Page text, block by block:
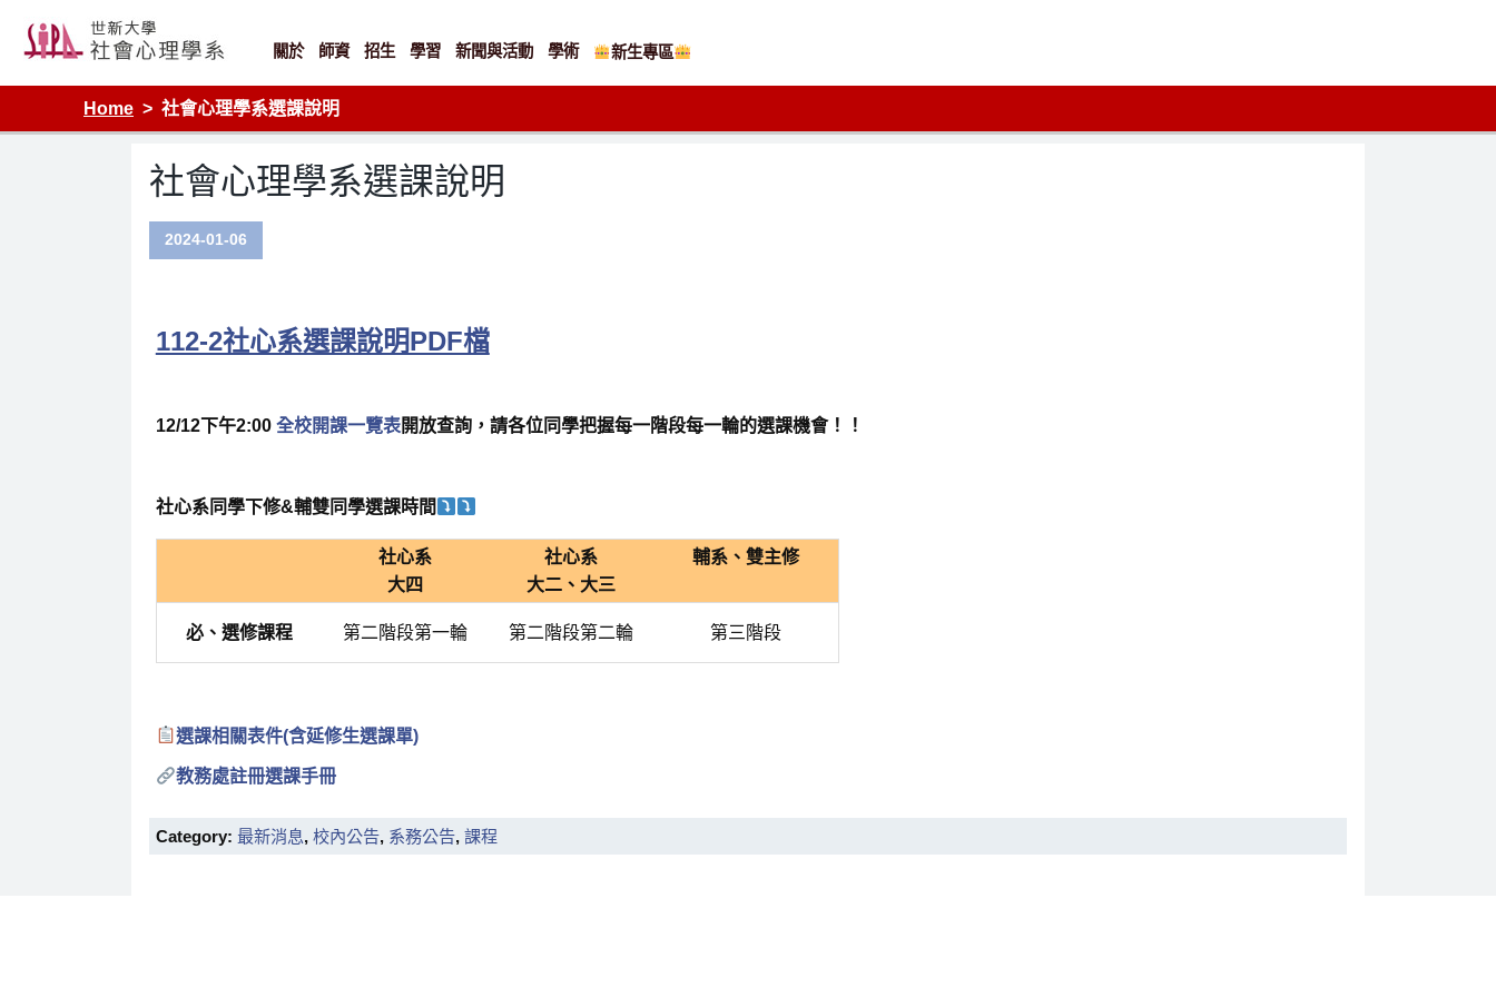
content
關於 師資 招生 學習 新聞與活動 學術 新生專區
Home 社會心理學系選課說明
社會心理學系選課說明
2024-01-06
112-2社心系選課說明PDF檔
12/12下午2:00 全校開課一覽表開放查詢， 請各位同學把握每一階段每一輪的選課機會！！
社心系同學下修&輔雙同學選課時間
社心系
大四
社心系
大二、大三
輔系、雙主修
必、選修課程 第二階段第一輪 第二階段第二輪 第三階段
選課相關表件(含延修生選課單)
教務處註冊選課手冊
Category: 最新消息, 校內公告, 系務公告, 課程